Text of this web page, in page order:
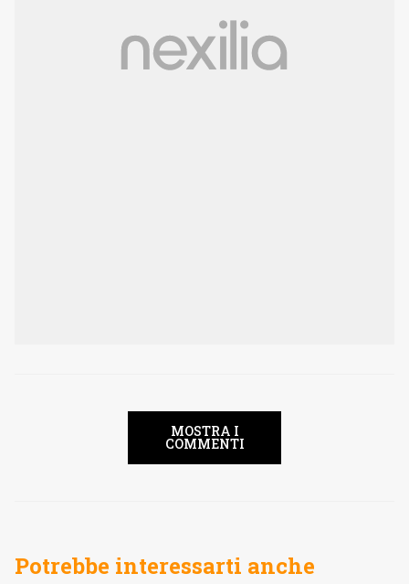
MOSTRA I
COMMENTI
Potrebbe interessarti anche